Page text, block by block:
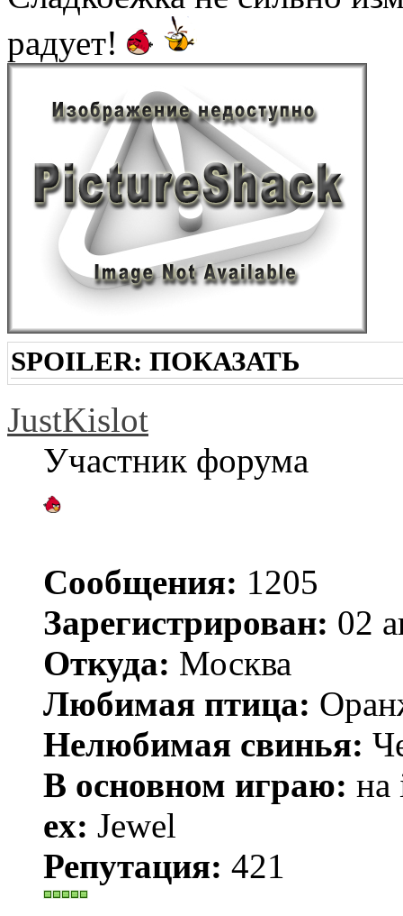
радует!
SPOILER: ПОКАЗАТЬ
JustKislot
Участник форума
Сообщения: 1205
Зарегистрирован: 02
Откуда: Москва
Любимая птица:
Нелюбимая свинья:
В основном играю: на
ex: Jewel
Репутация: 421